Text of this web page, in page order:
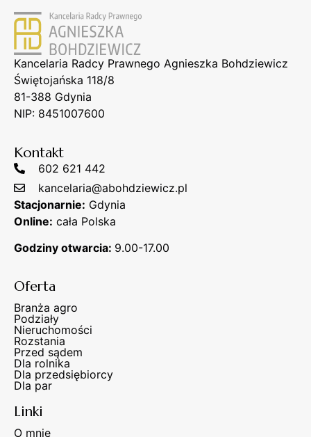
Kancelaria Radcy Prawnego Agnieszka Bohdziewicz
Świętojańska 118/8
81-388 Gdynia
NIP: 8451007600
Kontakt
602 621 442
kancelaria@abohdziewicz.pl
Stacjonarnie: Gdynia
Online: cała Polska
Godziny otwarcia: 9.00-17.00
Oferta
Branża agro
Podziały
Nieruchomości
Rozstania
Przed sądem
Dla rolnika
Dla przedsiębiorcy
Dla par
Linki
O mnie